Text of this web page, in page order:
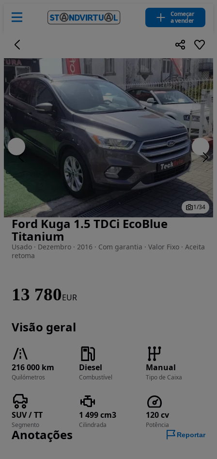
Começar
a vender
Imagem 1 de 34
1/34
Ford Kuga 1.5 TDCi EcoBlue
Titanium
Usado · Dezembro · 2016 · Com garantia · Valor Fixo · Aceita
retoma
13 780EUR
Visão geral
216 000 km
Quilómetros
Diesel
Combustível
Manual
Tipo de Caixa
SUV / TT
Segmento
1 499 cm3
Cilindrada
120 cv
Potência
Anotações Reportar